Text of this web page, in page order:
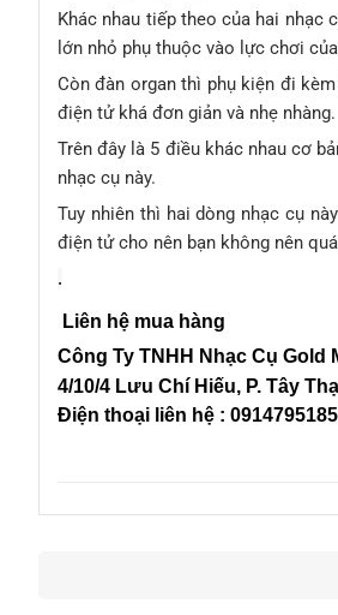
Khác nhau tiếp theo của hai
lớn nhỏ phụ thuộc vào lực chơi
Còn đàn organ thì phụ kiện đi
điện tử khá đơn giản và nhẹ nhàng.
Trên đây là 5 điều khác nhau cơ
nhạc cụ này.
Tuy nhiên thì hai dòng nhạc cụ
điện tử cho nên bạn không nên
.
Liên hệ mua hàng
Công Ty TNHH Nhạc Cụ Gold
4/10/4 Lưu Chí Hiếu, P. Tây
Điện thoại liên hệ : 0914795185